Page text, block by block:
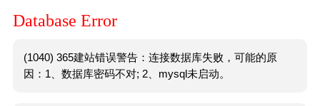
Database Error
(1040) 365建站错误警告：连接数据库失败，可能的原
因：1、数据库密码不对; 2、mysql未启动。